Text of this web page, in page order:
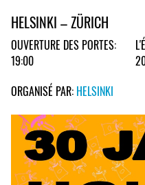
HELSINKI – ZÜRICH
OUVERTURE DES PORTES:
19:00
ORGANISÉ PAR: HELSINKI